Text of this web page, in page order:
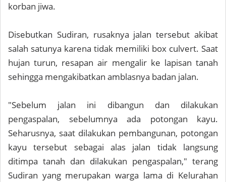
korban jiwa.
Disebutkan Sudiran, rusaknya jalan tersebut akibat
salah satunya karena tidak memiliki box culvert. Saat
hujan turun, resapan air mengalir ke lapisan tanah
sehingga mengakibatkan amblasnya badan jalan.
"Sebelum jalan ini dibangun dan dilakukan
pengaspalan, sebelumnya ada potongan kayu.
Seharusnya, saat dilakukan pembangunan, potongan
kayu tersebut sebagai alas jalan tidak langsung
ditimpa tanah dan dilakukan pengaspalan," terang
Sudiran yang merupakan warga lama di Kelurahan